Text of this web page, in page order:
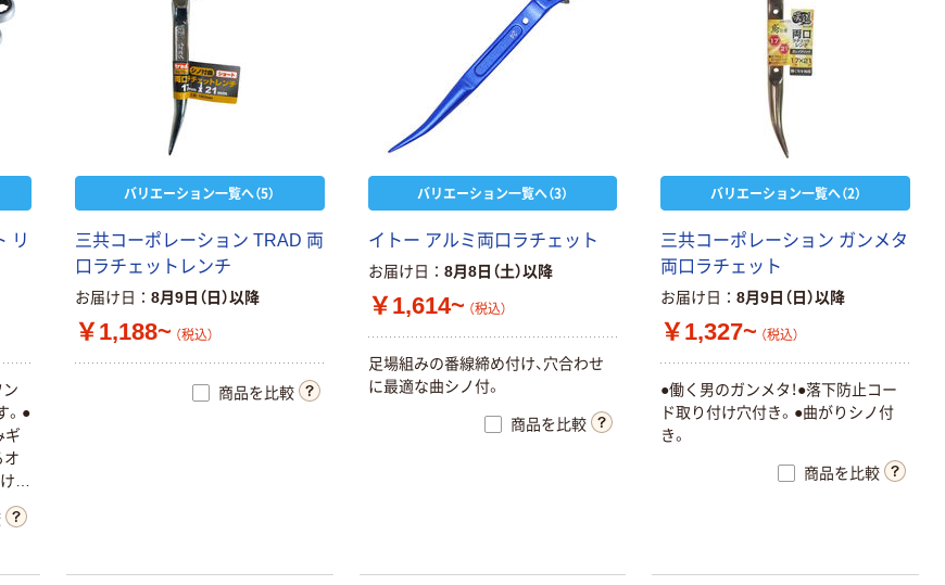
リ
。●
ギ
オ
防
ン
バリエーション一覧へ（5）
三共コーポレーション TRAD 両
口ラチェットレンチ
お届け日 8月9日（日）以降
￥1,188~ （税込）
商品を比較
バリエーション一覧へ（3）
イトー アルミ両口ラチェット
お届け日 8月8日（土）以降
￥1,614~ （税込）
足場組みの番線締め付け、穴合わせ
に最適な曲シノ付。
商品を比較
バリエーション一覧へ（2）
三共コーポレーション ガンメタ
両口ラチェット
お届け日 8月9日（日）以降
￥1,327~ （税込）
●働く男のガンメタ！●落下防止コー
ド取り付け穴付き。●曲がりシノ付
き。
商品を比較